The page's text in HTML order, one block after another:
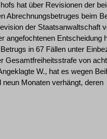
hat über Revisionen der
Abrechnungsbetruges beim
der Staatsanwaltschaft
angefochtenen Entscheidung
in 67 Fällen unter
Gesamtfreiheitsstrafe von
W., hat es wegen
Monaten verhängt, deren